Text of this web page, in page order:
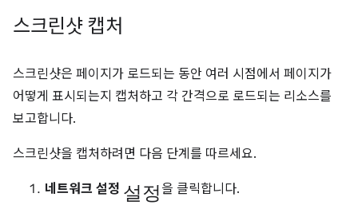
스크린샷 캡처
스크린샷은 페이지가 로드되는 동안 여러 시점에서 페이지가
어떻게 표시되는지 캡처하고 각 간격으로 로드되는 리소스를
보고합니다.
스크린샷을 캡처하려면 다음 단계를 따르세요.
네트워크 설정 설정 을 클릭합니다.